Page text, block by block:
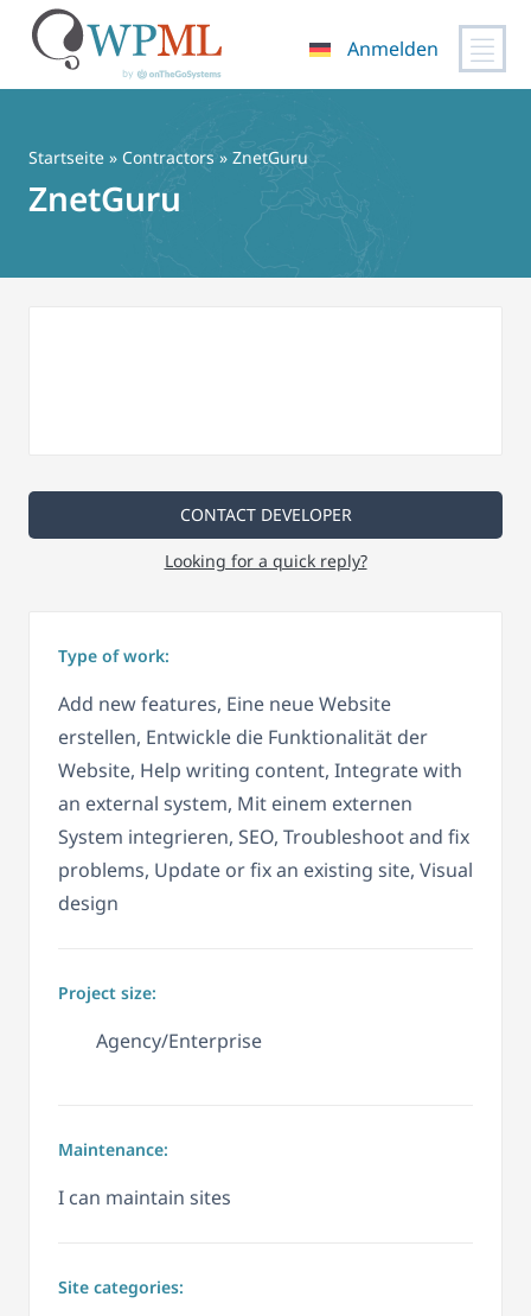
springen
Anmelden
Startseite » Contractors» ZnetGuru
ZnetGuru
CONTACT DEVELOPER
Looking for a quick reply?
Type of work:
Add new features, Eine neue Website
erstellen, Entwickle die Funktionalität der
Website, Help writing content, Integrate with
an external system, Mit einem externen
System integrieren, SEO, Troubleshoot and fix
problems, Update or fix an existing site, Visual
design
Project size:
Agency/Enterprise
Maintenance:
I can maintain sites
Site categories: